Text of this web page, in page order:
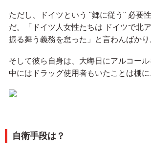
ただし、ドイツという "郷に従う" 必要
だ。「ドイツ人女性たちは ドイツで北
振る舞う義務を怠った」と言わんばかり
そして彼ら自身は、大晦日にアルコール
中にはドラッグ使用者もいたことは棚に
自衛手段は？